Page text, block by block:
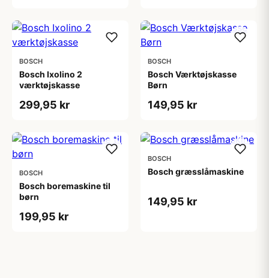
BOSCH
Bosch Ixolino 2
værktøjskasse
299,95 kr
BOSCH
Bosch Værktøjskasse
Børn
149,95 kr
BOSCH
Bosch boremaskine til
børn
199,95 kr
BOSCH
Bosch græsslåmaskine
149,95 kr